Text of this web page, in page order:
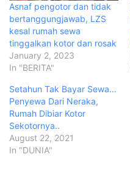
Asnaf pengotor dan tidak
bertanggungjawab, LZS
kesal rumah sewa
tinggalkan kotor dan rosak
January 2, 2023
In "BERITA"
Setahun Tak Bayar Sewa…
Penyewa Dari Neraka,
Rumah Dibiar Kotor
Sekotornya..
August 22, 2021
In "DUNIA"